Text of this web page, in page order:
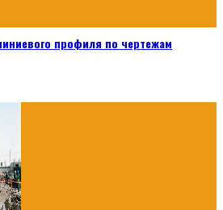
профиля по чертежам